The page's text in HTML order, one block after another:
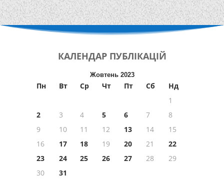
КАЛЕНДАР ПУБЛІКАЦІЙ
Жовтень 2023
Пн Вт Ср Чт Пт Сб
Нд
1
2
3 4 5 6 7
8
9
10 11 12 13 14
15
16
17 18 19 20 21
22
23
24 25 26 27 28
29
30
31